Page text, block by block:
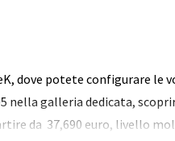
dove potete configurare le
nella galleria dedicata,
da 37,690 euro, livello mol